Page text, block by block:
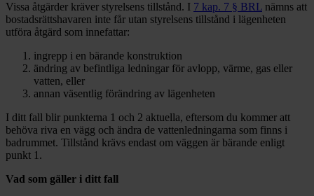
Vissa åtgärder kräver styrelsens tillstånd. I 7 kap. 7 § BRL nämns att
bostadsrättshavaren inte får utan styrelsens tillstånd i lägenheten
utföra åtgärd som innefattar:
ingrepp i en bärande konstruktion
ändring av befintliga ledningar för avlopp, värme, gas eller
vatten, eller
annan väsentlig förändring av lägenheten
I ditt fall blir punkterna 1 och 2 aktuella, eftersom du kommer att
behöva riva en vägg och ändra de vattenledningarna som finns i
badrummet. Tillstånd krävs endast om väggen är bärande enligt
punkt 1.
Vad som gäller i ditt fall